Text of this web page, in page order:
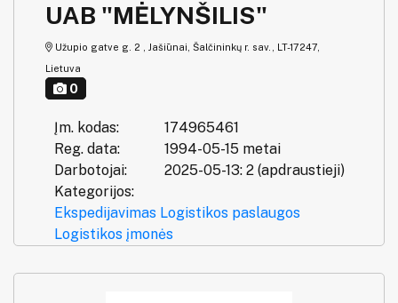
UAB "MĖLYNŠILIS"
Užupio gatve g. 2 , Jašiūnai, Šalčininkų r. sav., LT-17247,
Lietuva
0
Įm. kodas:
174965461
Reg. data:
1994-05-15 metai
Darbotojai:
2025-05-13: 2 (apdraustieji)
Kategorijos:
Ekspedijavimas Logistikos paslaugos
Logistikos įmonės